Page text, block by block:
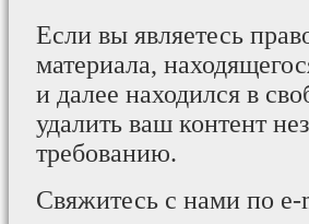
Если вы являетесь
материала,
и далее находился в
удалить ваш контент
требованию.
Свяжитесь с нами по